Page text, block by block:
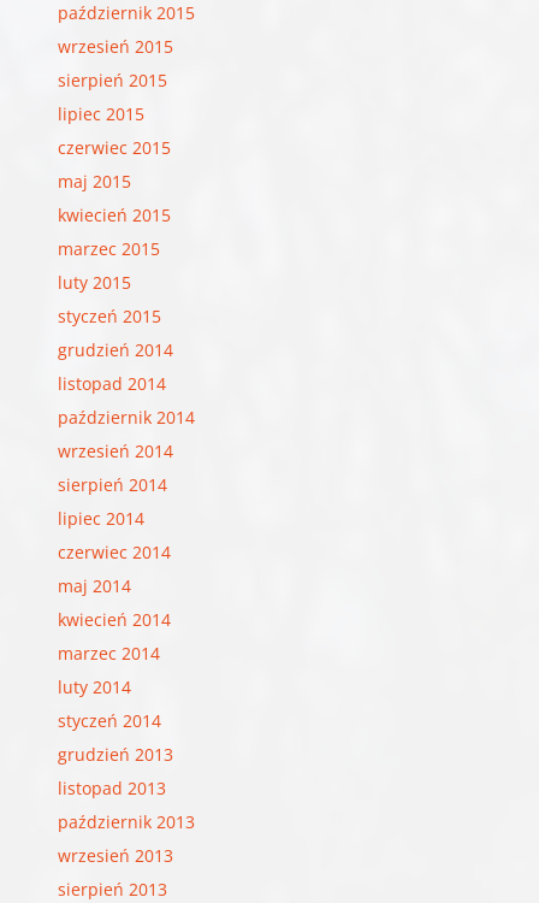
październik 2015
wrzesień 2015
sierpień 2015
lipiec 2015
czerwiec 2015
maj 2015
kwiecień 2015
marzec 2015
luty 2015
styczeń 2015
grudzień 2014
listopad 2014
październik 2014
wrzesień 2014
sierpień 2014
lipiec 2014
czerwiec 2014
maj 2014
kwiecień 2014
marzec 2014
luty 2014
styczeń 2014
grudzień 2013
listopad 2013
październik 2013
wrzesień 2013
sierpień 2013